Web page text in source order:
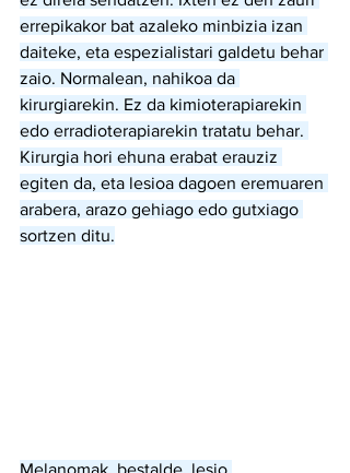
errepikakor bat azaleko minbizia izan
daiteke, eta espezialistari galdetu behar
zaio. Normalean, nahikoa da
kirurgiarekin. Ez da kimioterapiarekin
edo erradioterapiarekin tratatu behar.
Kirurgia hori ehuna erabat erauziz
egiten da, eta lesioa dagoen eremuaren
arabera, arazo gehiago edo gutxiago
sortzen ditu.